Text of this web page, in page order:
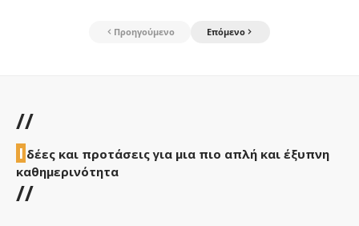
Προηγούμενο Επόμενο
//
Ι δέες και προτάσεις για μια πιο απλή και έξυπνη
καθημερινότητα
//